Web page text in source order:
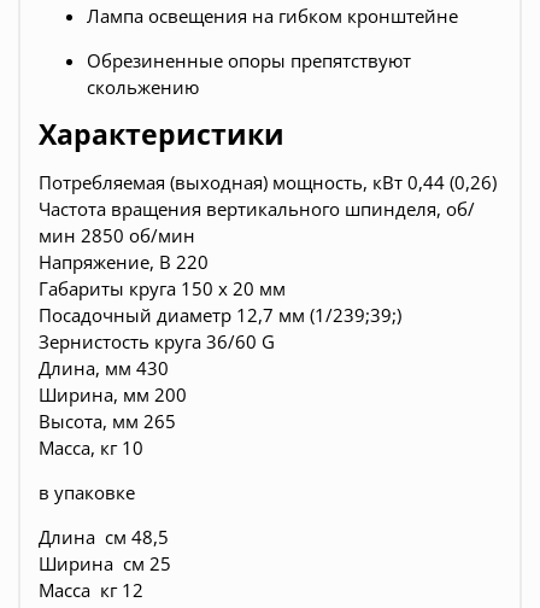
Лампа освещения на гибком кронштейне
Обрезиненные опоры препятствуют
скольжению
Характеристики
Потребляемая (выходная) мощность, кВт 0,44 (0,26)
Частота вращения вертикального шпинделя, об/
мин 2850 об/мин
Напряжение, В 220
Габариты круга 150 х 20 мм
Посадочный диаметр 12,7 мм (1/239;39;)
Зернистость круга 36/60 G
Длина, мм 430
Ширина, мм 200
Высота, мм 265
Масса, кг 10
в упаковке
Длина см 48,5
Ширина см 25
Масса кг 12